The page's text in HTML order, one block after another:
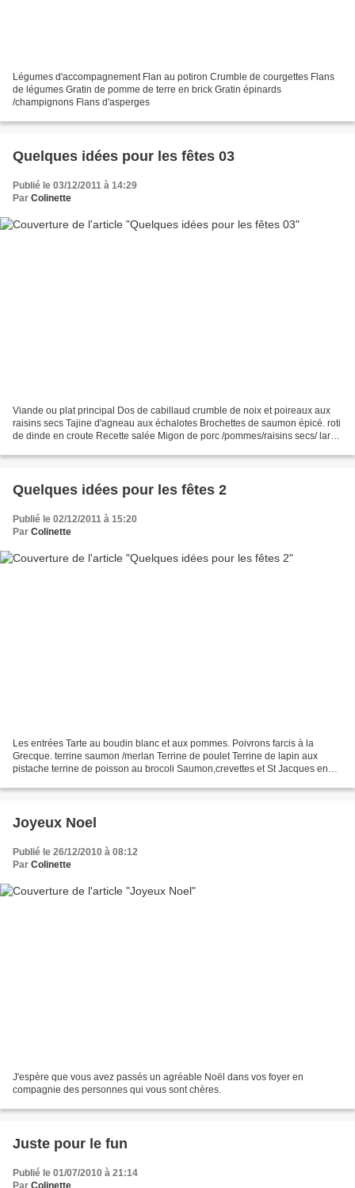
Légumes d'accompagnement Flan au potiron Crumble de courgettes Flans
de légumes Gratin de pomme de terre en brick Gratin épinards
/champignons Flans d'asperges
Quelques idées pour les fêtes 03
Publié le 03/12/2011 à 14:29
Par Colinette
Viande ou plat principal Dos de cabillaud crumble de noix et poireaux aux
raisins secs Tajine d'agneau aux échalotes Brochettes de saumon épicé. roti
de dinde en croute Recette salée Migon de porc /pommes/raisins secs/ lard
Quelques idées pour les fêtes 2
Publié le 02/12/2011 à 15:20
Par Colinette
Les entrées Tarte au boudin blanc et aux pommes. Poivrons farcis à la
Grecque. terrine saumon /merlan Terrine de poulet Terrine de lapin aux
pistache terrine de poisson au brocoli Saumon,crevettes et St Jacques en
Joyeux Noel
Publié le 26/12/2010 à 08:12
Par Colinette
J'espère que vous avez passés un agréable Noël dans vos foyer en
compagnie des personnes qui vous sont chères.
Juste pour le fun
Publié le 01/07/2010 à 21:14
Par Colinette